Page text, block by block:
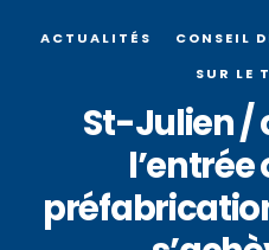
ACTUALITÉS CONSEIL
SUR LE
St-Julien /
l’entrée